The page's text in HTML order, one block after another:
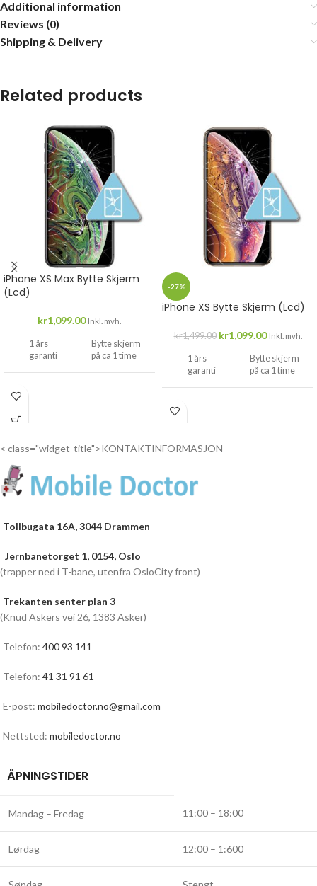
Additional information
Reviews (0)
Shipping & Delivery
Related products
iPhone XS Max Bytte Skjerm
(Lcd)
kr1,099.00 Inkl. mvh.
1 års
garanti
Bytte skjerm
på ca 1 time
-27%
iPhone XS Bytte Skjerm (Lcd)
kr1,499.00 kr1,099.00 Inkl. mvh.
1 års
garanti
Bytte skjerm
på ca 1 time
< class="widget-title">KONTAKTINFORMASJON
Tollbugata 16A, 3044 Drammen
Jernbanetorget 1, 0154, Oslo
(trapper ned i T-bane, utenfra OsloCity front)
Trekanten senter plan 3
(Knud Askers vei 26, 1383 Asker)
Telefon: 400 93 141
Telefon: 41 31 91 61
E-post: mobiledoctor.no@gmail.com
Nettsted: mobiledoctor.no
ÅPNINGSTIDER
Mandag – Fredag 11:00 – 18:00
Lørdag 12:00 – 1:600